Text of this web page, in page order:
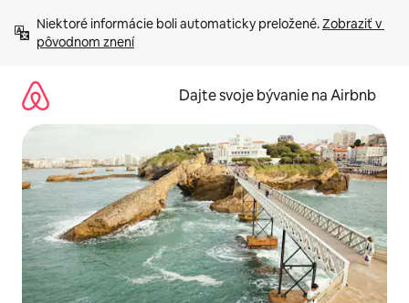
obsah.
Niektoré informácie boli automaticky preložené. Zobraziť v
pôvodnom znení
Dajte svoje bývanie na Airbnb